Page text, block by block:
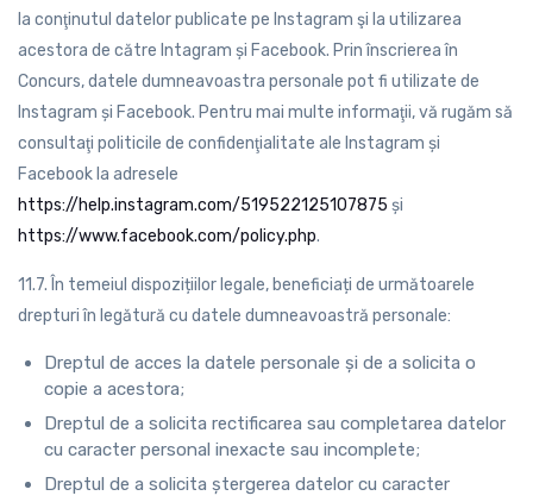
la conţinutul datelor publicate pe Instagram şi la utilizarea
acestora de către Intagram și Facebook. Prin înscrierea în
Concurs, datele dumneavoastra personale pot fi utilizate de
Instagram și Facebook. Pentru mai multe informaţii, vă rugăm să
consultaţi politicile de confidenţialitate ale Instagram și
Facebook la adresele
https://help.instagram.com/519522125107875 și
https://www.facebook.com/policy.php.
11.7. În temeiul dispozițiilor legale, beneficiați de următoarele
drepturi în legătură cu datele dumneavoastră personale:
Dreptul de acces la datele personale și de a solicita o
copie a acestora;
Dreptul de a solicita rectificarea sau completarea datelor
cu caracter personal inexacte sau incomplete;
Dreptul de a solicita ștergerea datelor cu caracter